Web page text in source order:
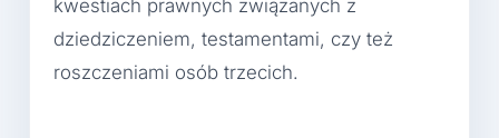
kwestiach prawnych związanych z
dziedziczeniem, testamentami, czy też
roszczeniami osób trzecich.